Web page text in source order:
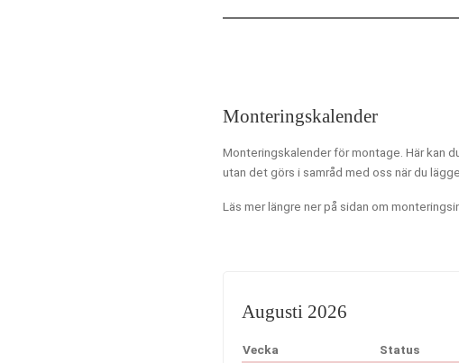
Monteringskalender
Monteringskalender för montage. Här kan
utan det görs i samråd med oss när du
Läs mer längre ner på sidan om
Augusti 2026
Vecka Status